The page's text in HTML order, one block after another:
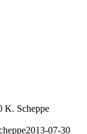
K. Scheppe
2013-07-30